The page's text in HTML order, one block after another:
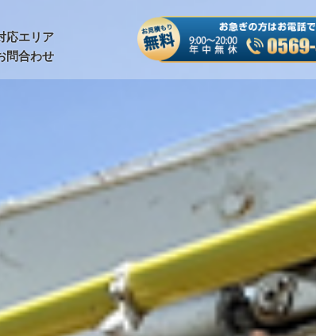
wp-content/themes/truck-kaitori/header.phpon line
応エリア
問合わせ